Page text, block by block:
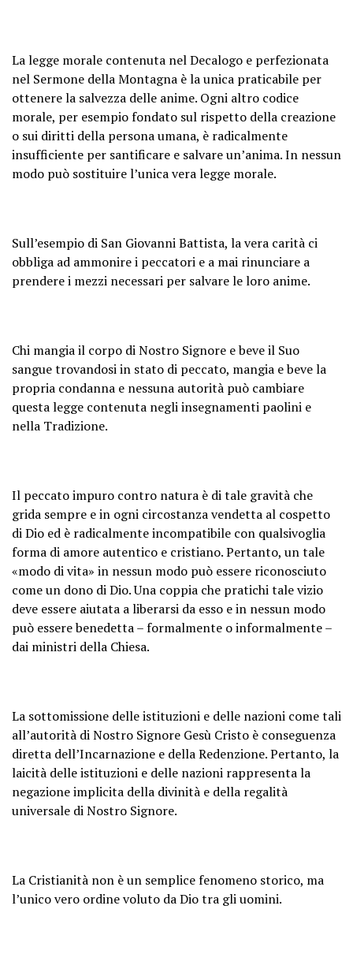
La legge morale contenuta nel Decalogo e perfezionata
nel Sermone della Montagna è la unica praticabile per
ottenere la salvezza delle anime. Ogni altro codice
morale, per esempio fondato sul rispetto della creazione
o sui diritti della persona umana, è radicalmente
insufficiente per santificare e salvare un’anima. In nessun
modo può sostituire l’unica vera legge morale.
Sull’esempio di San Giovanni Battista, la vera carità ci
obbliga ad ammonire i peccatori e a mai rinunciare a
prendere i mezzi necessari per salvare le loro anime.
Chi mangia il corpo di Nostro Signore e beve il Suo
sangue trovandosi in stato di peccato, mangia e beve la
propria condanna e nessuna autorità può cambiare
questa legge contenuta negli insegnamenti paolini e
nella Tradizione.
Il peccato impuro contro natura è di tale gravità che
grida sempre e in ogni circostanza vendetta al cospetto
di Dio ed è radicalmente incompatibile con qualsivoglia
forma di amore autentico e cristiano. Pertanto, un tale
«modo di vita» in nessun modo può essere riconosciuto
come un dono di Dio. Una coppia che pratichi tale vizio
deve essere aiutata a liberarsi da esso e in nessun modo
può essere benedetta – formalmente o informalmente –
dai ministri della Chiesa.
La sottomissione delle istituzioni e delle nazioni come tali
all’autorità di Nostro Signore Gesù Cristo è conseguenza
diretta dell’Incarnazione e della Redenzione. Pertanto, la
laicità delle istituzioni e delle nazioni rappresenta la
negazione implicita della divinità e della regalità
universale di Nostro Signore.
La Cristianità non è un semplice fenomeno storico, ma
l’unico vero ordine voluto da Dio tra gli uomini.